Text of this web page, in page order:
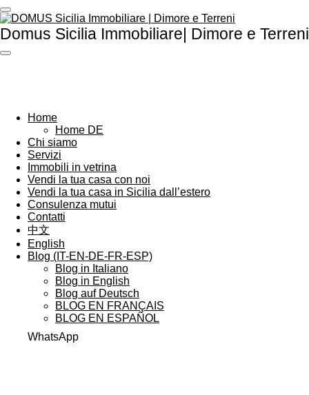
Vai
al
contenuto
principale
Domus Sicilia Immobiliare| Dimore e Terreni
Home
Home DE
Chi siamo
Servizi
Immobili in vetrina
Vendi la tua casa con noi
Vendi la tua casa in Sicilia dall’estero
Consulenza mutui
Contatti
中文
English
Blog (IT-EN-DE-FR-ESP)
Blog in Italiano
Blog in English
Blog auf Deutsch
BLOG EN FRANÇAIS
BLOG EN ESPAÑOL
WhatsApp